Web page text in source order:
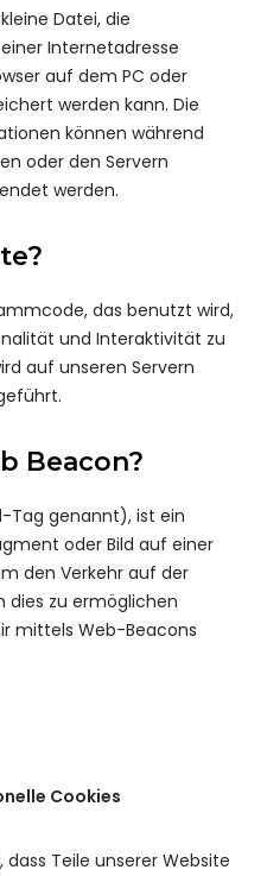
Datei, die
Internetadresse
auf dem PC oder
werden kann. Die
können während
oder den Servern
werden.
das benutzt wird,
und Interaktivität zu
auf unseren Servern
Beacon?
Tag genannt), ist ein
oder Bild auf einer
den Verkehr auf der
dies zu ermöglichen
mittels Web-Beacons
Cookies
dass Teile unserer Website